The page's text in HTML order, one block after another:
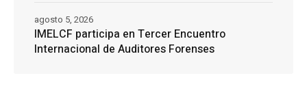
IMELCF participa en Tercer Encuentro
Internacional de Auditores Forenses
agosto 5, 2026